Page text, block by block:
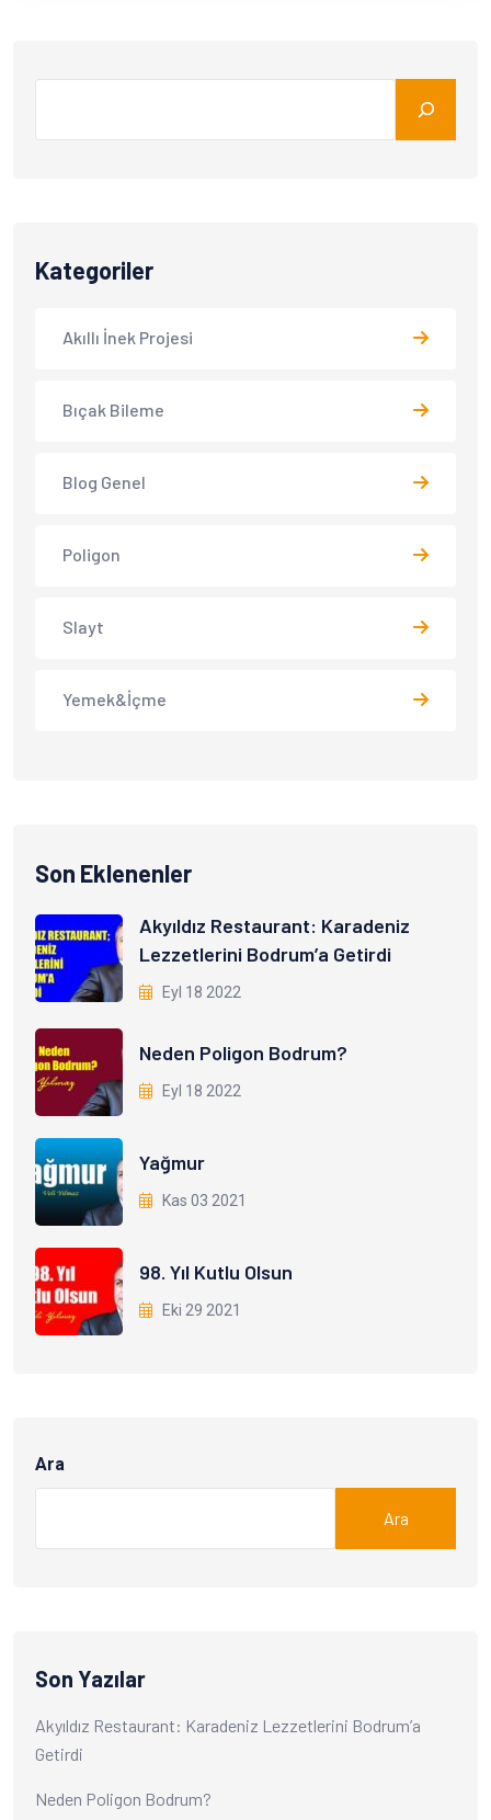
Kategoriler
Akıllı İnek Projesi
Bıçak Bileme
Blog Genel
Poligon
Slayt
Yemek&İçme
Son Eklenenler
Akyıldız Restaurant: Karadeniz
Lezzetlerini Bodrum’a Getirdi
Eyl 18 2022
Neden Poligon Bodrum?
Eyl 18 2022
Yağmur
Kas 03 2021
98. Yıl Kutlu Olsun
Eki 29 2021
Ara
Ara
Son Yazılar
Akyıldız Restaurant: Karadeniz Lezzetlerini Bodrum’a
Getirdi
Neden Poligon Bodrum?